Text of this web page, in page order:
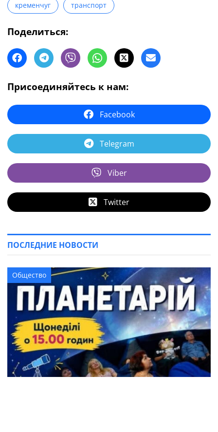
кременчуг транспорт
Поделиться:
Присоединяйтесь к нам:
Facebook
Telegram
Viber
Twitter
ПОСЛЕДНИЕ НОВОСТИ
Общество